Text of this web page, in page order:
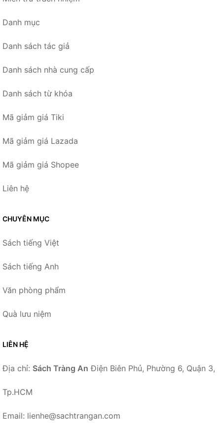
Danh mục
Danh sách tác giả
Danh sách nhà cung cấp
Danh sách từ khóa
Mã giảm giá Tiki
Mã giảm giá Lazada
Mã giảm giá Shopee
Liên hệ
CHUYÊN MỤC
Sách tiếng Việt
Sách tiếng Anh
Văn phòng phẩm
Quà lưu niệm
LIÊN HỆ
Địa chỉ: Sách Tràng An Điện Biên Phủ, Phường 6, Quận 3,
Tp.HCM
Email: lienhe@sachtrangan.com